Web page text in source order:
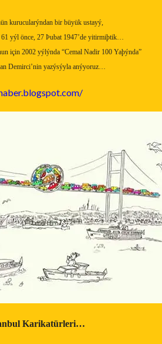
kurucularýndan bir büyük ustayý,
yýl önce, 27 Þubat 1947’de yitirmiþtik…
için 2002 yýlýnda “Cemal Nadir 100 Yaþýnda”
Demirci’nin yazýsýyla anýyoruz…
Karikatürleri…